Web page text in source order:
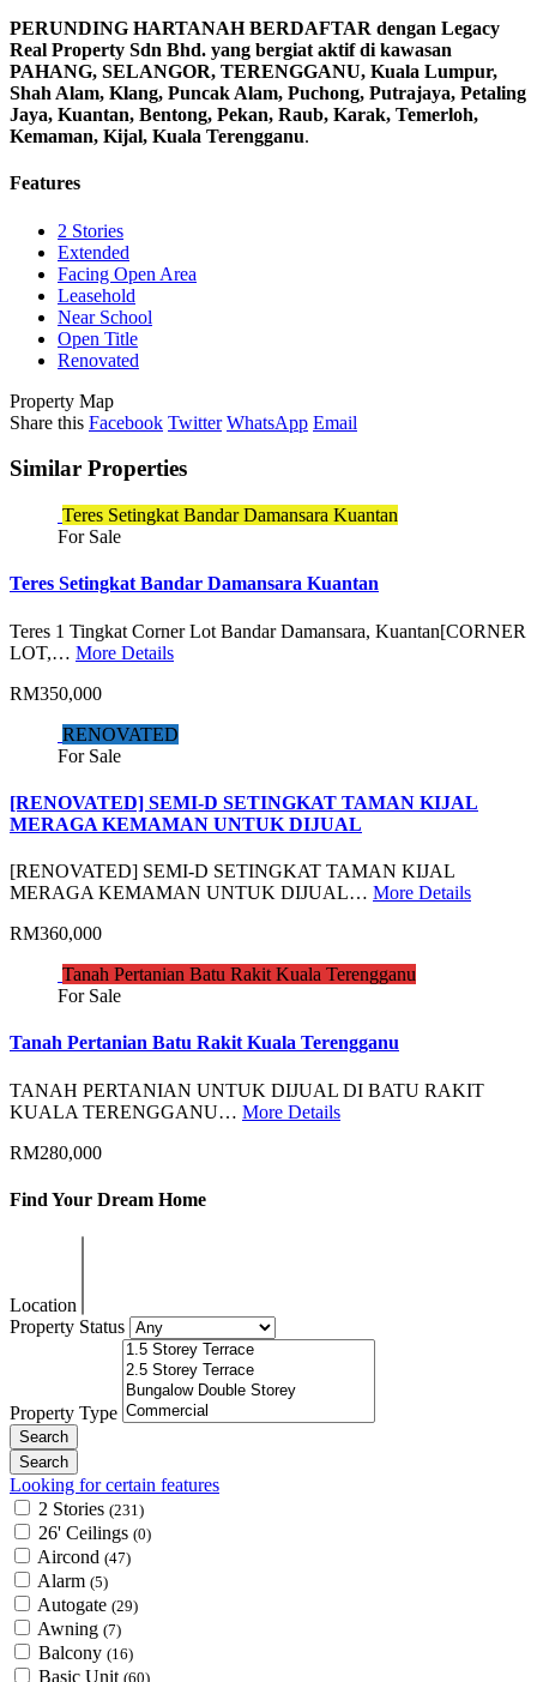
PERUNDING HARTANAH BERDAFTAR dengan Legacy
Real Property Sdn Bhd. yang bergiat aktif di kawasan
PAHANG, SELANGOR, TERENGGANU, Kuala Lumpur,
Shah Alam, Klang, Puncak Alam, Puchong, Putrajaya, Petaling
Jaya, Kuantan, Bentong, Pekan, Raub, Karak, Temerloh,
Kemaman, Kijal, Kuala Terengganu.
Features
2 Stories
Extended
Facing Open Area
Leasehold
Near School
Open Title
Renovated
Property Map
Share this Facebook Twitter WhatsApp Email
Similar Properties
Teres Setingkat Bandar Damansara Kuantan
For Sale
Teres Setingkat Bandar Damansara Kuantan
Teres 1 Tingkat Corner Lot Bandar Damansara, Kuantan[CORNER
LOT,… More Details
RM350,000
RENOVATED
For Sale
[RENOVATED] SEMI-D SETINGKAT TAMAN KIJAL
MERAGA KEMAMAN UNTUK DIJUAL
[RENOVATED] SEMI-D SETINGKAT TAMAN KIJAL
MERAGA KEMAMAN UNTUK DIJUAL… More Details
RM360,000
Tanah Pertanian Batu Rakit Kuala Terengganu
For Sale
Tanah Pertanian Batu Rakit Kuala Terengganu
TANAH PERTANIAN UNTUK DIJUAL DI BATU RAKIT
KUALA TERENGGANU… More Details
RM280,000
Find Your Dream Home
Location
Property Status
Property Type
Looking for certain features
2 Stories (231)
26' Ceilings (0)
Aircond (47)
Alarm (5)
Autogate (29)
Awning (7)
Balcony (16)
Basic Unit (60)